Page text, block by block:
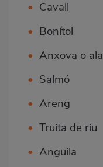
• Cavall
• Bonítol
• Anxova o
• Salmó
• Areng
• Truita de riu
• Anguila